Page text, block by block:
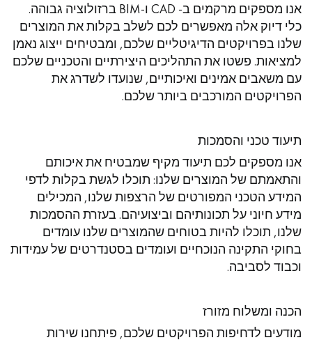
אנו מספקים מרקמים ב- CAD ו-BIM ברזולוציה גבוהה.
כלי דיוק אלה מאפשרים לכם לשלב בקלות את המוצרים
שלנו בפרויקטים הדיגיטליים שלכם, ומבטיחים ייצוג נאמן
למציאות. פשטו את התהליכים היצירתיים והטכניים שלכם
עם משאבים אמינים ואיכותיים, שנועדו לשדרג את
הפרויקטים המורכבים ביותר שלכם.
תיעוד טכני והסמכות
אנו מספקים לכם תיעוד מקיף שמבטיח את איכותם
והתאמתם של המוצרים שלנו: תוכלו לגשת בקלות לדפי
המידע הטכני המפורטים של הרצפות שלנו, המכילים
מידע חיוני על תכונותיהם וביצועיהם. בעזרת ההסמכות
שלנו, תוכלו להיות בטוחים שהמוצרים שלנו עומדים
בחוקי התקינה הנוכחיים ועומדים בסטנדרטים של עמידות
וכבוד לסביבה.
הכנה ומשלוח מזורז
מודעים לדחיפות הפרויקטים שלכם, פיתחנו שירות